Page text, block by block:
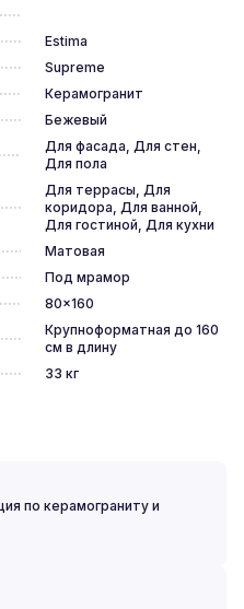
Estima
Supreme
Керамогранит
Бежевый
Для фасада, Для стен,
Для пола
Для террасы, Для
коридора, Для ванной,
Для гостиной, Для кухни
Матовая
Под мрамор
80x160
Крупноформатная до 160
см в длину
33 кг
по керамограниту и